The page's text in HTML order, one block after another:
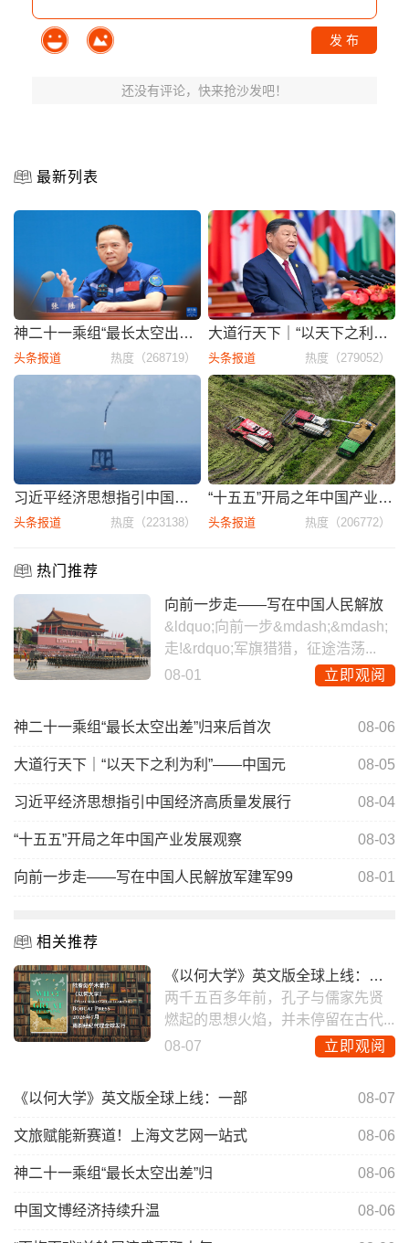
发 布
还没有评论，快来抢沙发吧！
最新列表
神二十一乘组“最长太空出差”归
头条报道 热度（268719）
大道行天下｜“以天下之利为利”—
头条报道 热度（279052）
习近平经济思想指引中国经济高质
头条报道 热度（223138）
“十五五”开局之年中国产业发展
头条报道 热度（206772）
热门推荐
向前一步走——写在中国人民解放
&ldquo;向前一步&mdash;&mdash;
走!&rdquo;军旗猎猎，征途浩荡...
08-01
立即观阅
神二十一乘组“最长太空出差”归来后首次 08-06
大道行天下｜“以天下之利为利”——中国元 08-05
习近平经济思想指引中国经济高质量发展行 08-04
“十五五”开局之年中国产业发展观察 08-03
向前一步走——写在中国人民解放军建军99 08-01
相关推荐
《以何大学》英文版全球上线：一部
两千五百多年前，孔子与儒家先贤
燃起的思想火焰，并未停留在古代...
08-07
立即观阅
《以何大学》英文版全球上线：一部 08-07
文旅赋能新赛道！上海文艺网一站式 08-06
神二十一乘组“最长太空出差”归 08-06
中国文博经济持续升温 08-06